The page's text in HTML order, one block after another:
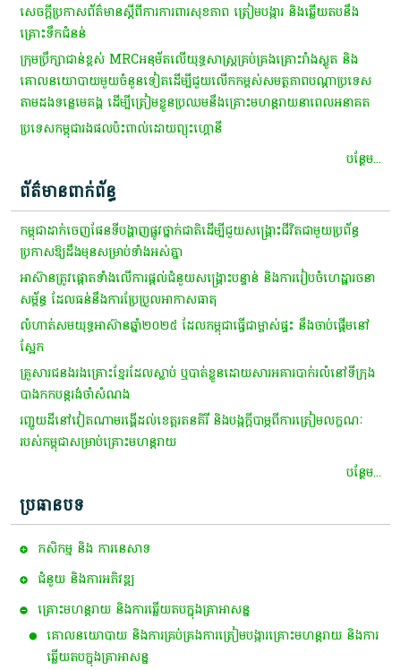
សេចក្តី​ប្រកាស​ព័ត៌មាន​ស្តី​ពី​ការ​ការពារ​សុខភាព​ ត្រៀម​បង្ការ​ និង​ឆ្លើយ​តប​នឹង​
គ្រោះ​ទឹកជំនន់​
ក្រុមប្រឹក្សា​ជាន់ខ្ពស់​ MRCអនុម័ត​លើ​យុទ្ធសាស្ត្រ​គ្រប់គ្រង​គ្រោះ​រាំងស្ងួត​ និង​
គោលនយោបាយ​មួយចំនួន​ទៀត​ដើម្បី​ជួយ​លើកកម្ពស់​សមត្ថភាព​បណ្តា​ប្រទេស​
តាម​ដងទន្លេ​មេគង្គ​ ដើម្បី​ត្រៀមខ្លួន​ប្រឈម​នឹង​គ្រោះមហន្តរាយ​នា​ពេល​អនាគត​
ប្រទេស​កម្ពុជា​រង​ផល​ប៉ះពាល់​ដោយ​ព្យុះ​ហ្គោ​នី​
បន្ថែម...
ព័ត៌មានពាក់ព័ន្ធ
កម្ពុជាដាក់ចេញផែនទីបង្ហាញផ្លូវថ្នាក់ជាតិដើម្បីជួយសង្គ្រោះជីវិតជាមួយប្រព័ន្ធ
ប្រកាសឱ្យដឹងមុនសម្រាប់ទាំងអស់គ្នា
អាស៊ានត្រូវផ្តោតទាំង​លើការ​ផ្តល់​ជំនួយសង្គ្រោះបន្ទាន់ និងការ​រៀបចំ​ហេដ្ឋារចនា
សម្ព័ន្ធ ដែល​ធន់​នឹង​ការ​ប្រែ​ប្រួល​អាកាស​ធាតុ
លំហាត់សមយុទ្ធអាស៊ានឆ្នាំ២០២៥ ដែលកម្ពុជាធ្វើជាម្ចាស់ផ្ទះ នឹងចាប់ផ្តើមនៅ
ស្អែក
គ្រួសារជនងរងគ្រោះខ្មែរដែលស្លាប់ ឬបាត់ខ្លួនដោយសារអគារបាក់រលំនៅទីក្រុង
បាងកកបន្តរង់ចាំសំណង
រញ្ជួយដី​នៅវៀតណាម​រង្គើដល់ខេត្តរតនគិរី និង​បង្ក​ក្ដីបាម្ភ​​ពី​ការត្រៀមលក្ខណៈ​
របស់​កម្ពុជា​សម្រាប់​គ្រោះមហន្តរាយ
បន្ថែម...
ប្រធានបទ
កសិកម្ម​ និង​ ការ​នេ​សាទ​
ជំនួយ និងការអភិវឌ្ឍ
គ្រោះមហន្តរាយ និងការឆ្លើយតបក្នុងគ្រាអាសន្ន
គោលនយោបាយ និងការគ្រប់គ្រងការត្រៀមបង្ការគ្រោះមហន្តរាយ និងការ
ឆ្លើយតបក្នុងគ្រាអាសន្ន